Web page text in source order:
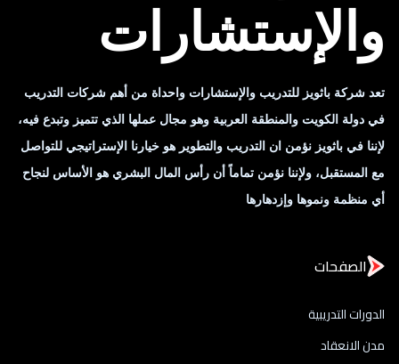
والإستشارات
تعد شركة باثويز للتدريب والإستشارات واحداة من أهم شركات التدريب
في دولة الكويت والمنطقة العربية وهو مجال عملها الذي تتميز وتبدع فيه،
لإننا في باثويز نؤمن ان التدريب والتطوير هو خيارنا الإستراتيجي للتواصل
مع المستقبل، ولإننا نؤمن تماماً أن رأس المال البشري هو الأساس لنجاح
أي منظمة ونموها وإزدهارها
الصفحات
الدورات التدريبية
مدن الانعقاد